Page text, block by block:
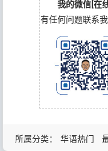
所属分类： 华语热门
我的微信[在
有任何问题联系我